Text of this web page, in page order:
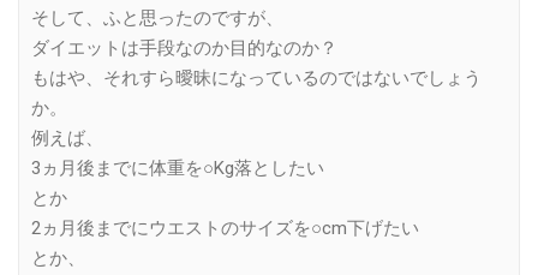
そして、ふと思ったのですが、
ダイエットは手段なのか目的なのか？
もはや、それすら曖昧になっているのではないでしょう
か。
例えば、
3ヵ月後までに体重を○Kg落としたい
とか
2ヵ月後までにウエストのサイズを○cm下げたい
とか、